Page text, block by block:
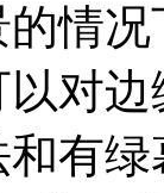
情
对
有